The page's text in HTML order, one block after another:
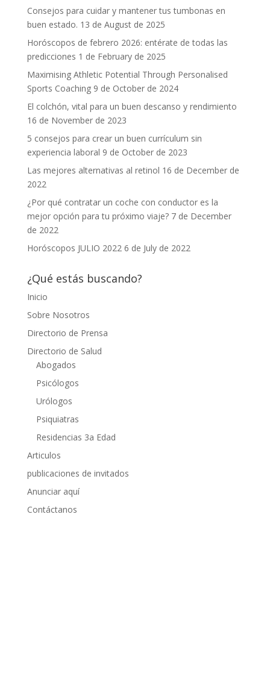
Consejos para cuidar y mantener tus tumbonas en
buen estado. 13 de August de 2025
Horóscopos de febrero 2026: entérate de todas las
predicciones 1 de February de 2025
Maximising Athletic Potential Through Personalised
Sports Coaching 9 de October de 2024
El colchón, vital para un buen descanso y rendimiento
16 de November de 2023
5 consejos para crear un buen currículum sin
experiencia laboral 9 de October de 2023
Las mejores alternativas al retinol 16 de December de
2022
¿Por qué contratar un coche con conductor es la
mejor opción para tu próximo viaje? 7 de December
de 2022
Horóscopos JULIO 2022 6 de July de 2022
¿Qué estás buscando?
Inicio
Sobre Nosotros
Directorio de Prensa
Directorio de Salud
Abogados
Psicólogos
Urólogos
Psiquiatras
Residencias 3a Edad
Articulos
publicaciones de invitados
Anunciar aquí
Contáctanos